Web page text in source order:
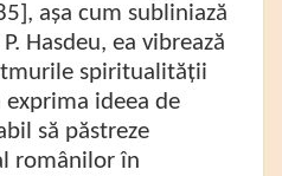
așa cum subliniază
Hasdeu, ea vibrează
spiritualității
ideea de
să păstreze
românilor în